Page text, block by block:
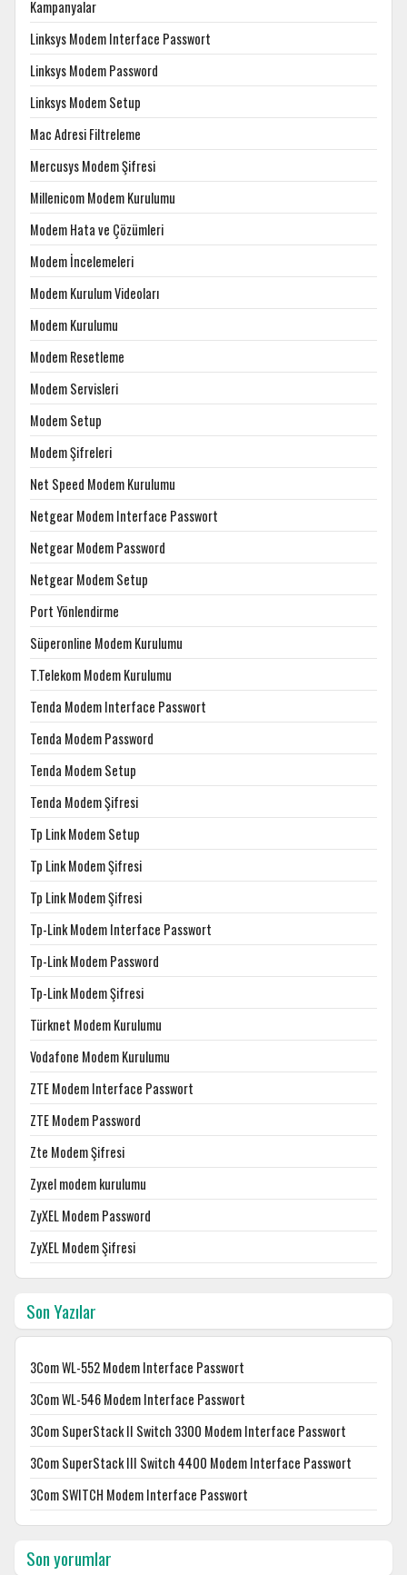
Kampanyalar
Linksys Modem Interface Passwort
Linksys Modem Password
Linksys Modem Setup
Mac Adresi Filtreleme
Mercusys Modem Şifresi
Millenicom Modem Kurulumu
Modem Hata ve Çözümleri
Modem İncelemeleri
Modem Kurulum Videoları
Modem Kurulumu
Modem Resetleme
Modem Servisleri
Modem Setup
Modem Şifreleri
Net Speed Modem Kurulumu
Netgear Modem Interface Passwort
Netgear Modem Password
Netgear Modem Setup
Port Yönlendirme
Süperonline Modem Kurulumu
T.Telekom Modem Kurulumu
Tenda Modem Interface Passwort
Tenda Modem Password
Tenda Modem Setup
Tenda Modem Şifresi
Tp Link Modem Setup
Tp Link Modem Şifresi
Tp Link Modem Şifresi
Tp-Link Modem Interface Passwort
Tp-Link Modem Password
Tp-Link Modem Şifresi
Türknet Modem Kurulumu
Vodafone Modem Kurulumu
ZTE Modem Interface Passwort
ZTE Modem Password
Zte Modem Şifresi
Zyxel modem kurulumu
ZyXEL Modem Password
ZyXEL Modem Şifresi
Son Yazılar
3Com WL-552 Modem Interface Passwort
3Com WL-546 Modem Interface Passwort
3Com SuperStack II Switch 3300 Modem Interface Passwort
3Com SuperStack III Switch 4400 Modem Interface Passwort
3Com SWITCH Modem Interface Passwort
Son yorumlar